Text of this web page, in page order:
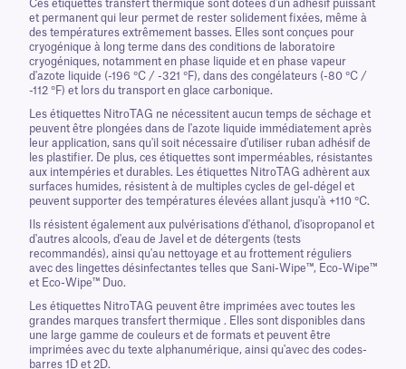
Ces étiquettes transfert thermique sont dotées d'un adhésif puissant
et permanent qui leur permet de rester solidement fixées, même à
des températures extrêmement basses. Elles sont conçues pour
cryogénique à long terme dans des conditions de laboratoire
cryogéniques, notamment en phase liquide et en phase vapeur
d'azote liquide (-196 °C / -321 °F), dans des congélateurs (-80 °C /
-112 °F) et lors du transport en glace carbonique.
Les étiquettes NitroTAG ne nécessitent aucun temps de séchage et
peuvent être plongées dans de l'azote liquide immédiatement après
leur application, sans qu'il soit nécessaire d'utiliser ruban adhésif de
les plastifier. De plus, ces étiquettes sont imperméables, résistantes
aux intempéries et durables. Les étiquettes NitroTAG adhèrent aux
surfaces humides, résistent à de multiples cycles de gel-dégel et
peuvent supporter des températures élevées allant jusqu'à +110 °C.
Ils résistent également aux pulvérisations d'éthanol, d'isopropanol et
d'autres alcools, d'eau de Javel et de détergents (tests
recommandés), ainsi qu'au nettoyage et au frottement réguliers
avec des lingettes désinfectantes telles que Sani-Wipe™, Eco-Wipe™
et Eco-Wipe™ Duo.
Les étiquettes NitroTAG peuvent être imprimées avec toutes les
grandes marques transfert thermique . Elles sont disponibles dans
une large gamme de couleurs et de formats et peuvent être
imprimées avec du texte alphanumérique, ainsi qu'avec des codes-
barres 1D et 2D.